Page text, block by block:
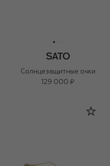
Солнцезащитные очки
129 000 ₽